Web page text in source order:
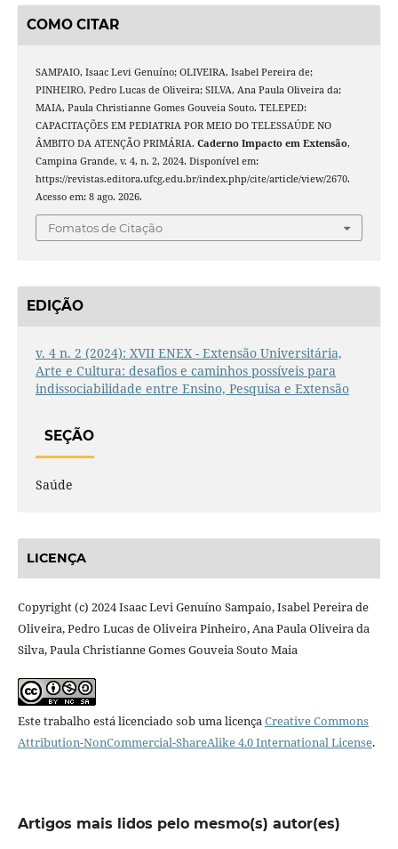
COMO CITAR
SAMPAIO, Isaac Levi Genuíno; OLIVEIRA, Isabel Pereira de;
PINHEIRO, Pedro Lucas de Oliveira; SILVA, Ana Paula Oliveira da;
MAIA, Paula Christianne Gomes Gouveia Souto. TELEPED:
CAPACITAÇÕES EM PEDIATRIA POR MEIO DO TELESSAÚDE NO
ÂMBITO DA ATENÇÃO PRIMÁRIA. Caderno Impacto em Extensão,
Campina Grande, v. 4, n. 2, 2024. Disponível em:
https://revistas.editora.ufcg.edu.br/index.php/cite/article/view/2670.
Acesso em: 8 ago. 2026.
Fomatos de Citação
EDIÇÃO
v. 4 n. 2 (2024): XVII ENEX - Extensão Universitária,
Arte e Cultura: desafios e caminhos possíveis para
indissociabilidade entre Ensino, Pesquisa e Extensão
SEÇÃO
Saúde
LICENÇA
Copyright (c) 2024 Isaac Levi Genuíno Sampaio, Isabel Pereira de
Oliveira, Pedro Lucas de Oliveira Pinheiro, Ana Paula Oliveira da
Silva, Paula Christianne Gomes Gouveia Souto Maia
Este trabalho está licenciado sob uma licençaCreative Commons
Attribution-NonCommercial-ShareAlike 4.0 International License.
Artigos mais lidos pelo mesmo(s) autor(es)